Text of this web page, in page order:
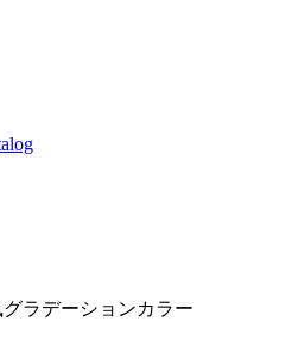
ラデーションカラー